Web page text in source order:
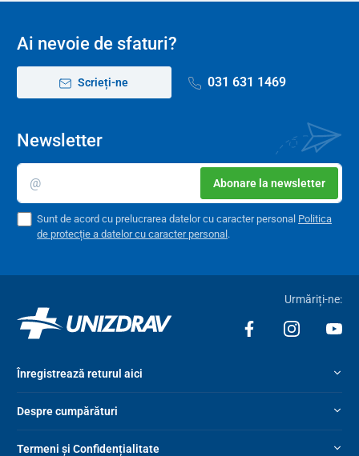
Ai nevoie de sfaturi?
Scrieți-ne 031 631 1469
Newsletter
Abonare la newsletter
Sunt de acord cu prelucrarea datelor cu caracter personal Politica
de protecție a datelor cu caracter personal .
Urmăriți-ne:
Înregistrează returul aici
Despre cumpărături
Termeni și Confidențialitate